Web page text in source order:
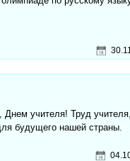
учителя! Труд
будущего нашей страны.